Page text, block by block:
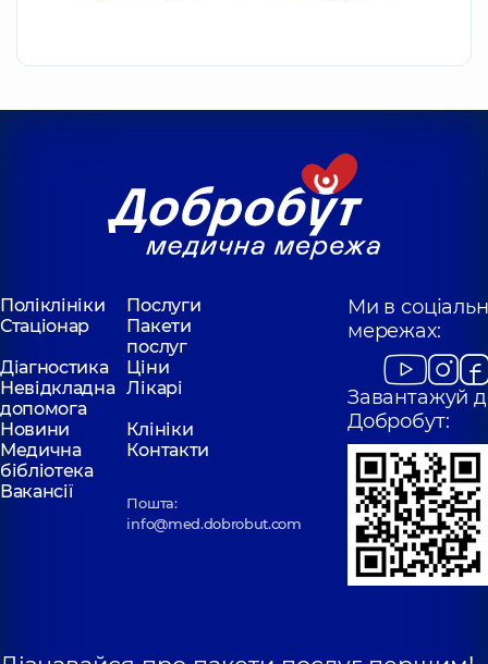
Поліклініки
Послуги
Стаціонар
Пакети
послуг
Діагностика
Ціни
Невідкладна
допомога
Лікарі
Новини
Клініки
Медична
бібліотека
Контакти
Вакансії
Пошта:
info@med.dobrobut.com
Ми в
мережах:
Завантажуй
Добробут: